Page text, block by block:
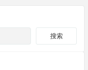
搜索